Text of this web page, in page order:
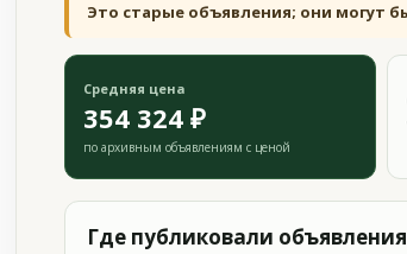
Это старые объявления; они могут
Средняя цена
354 324 ₽
по архивным объявлениям с ценой
Где публиковали объявления